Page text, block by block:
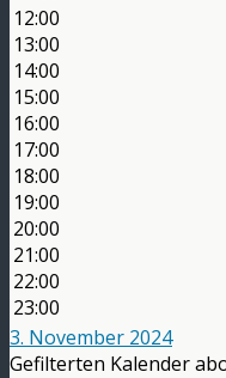
12:00
13:00
14:00
15:00
16:00
17:00
18:00
19:00
20:00
21:00
22:00
23:00
3. November 2024
Gefilterten Kalender